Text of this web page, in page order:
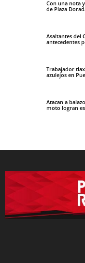
Con una nota
de Plaza
Asaltantes del
antecedentes
Trabajador
azulejos en
Atacan a
moto logran